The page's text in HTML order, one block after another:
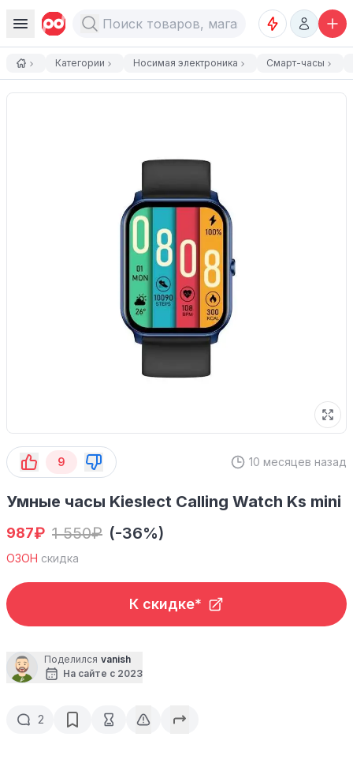
Категории Носимая электроника Смарт-часы
9 10 месяцев назад
Умные часы Kieslect Calling Watch Ks mini
987₽ 1 550₽ (-36%)
ОЗОН скидка
К скидке*
Поделился vanish
На сайте с 2023
2